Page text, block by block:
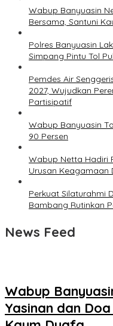
Wabup Banyuasin
Bersama, Santuni
Polres Banyuasin
Simpang Pintu Tol
Pemdes Air
2027, Wujudkan
Partisipatif
Wabup Banyuasin
90 Persen
Wabup Netta Hadiri
Urusan Keagamaan
Perkuat Silaturahmi
Bambang Rutinkan
News Feed
Wabup
Yasinan dan